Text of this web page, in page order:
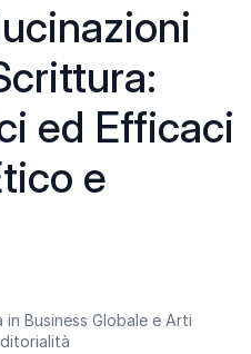
ed Efficaci
e
Business Globale e Arti